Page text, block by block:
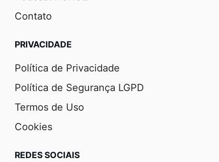
Contato
PRIVACIDADE
Política de Privacidade
Política de Segurança LGPD
Termos de Uso
Cookies
REDES SOCIAIS